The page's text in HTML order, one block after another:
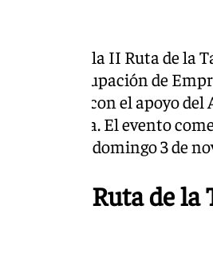
presentado la II Ruta de la
por la Agrupación de
edición con el apoyo
Prisalba. El evento
hasta el domingo 3 de
de la II Ruta de la